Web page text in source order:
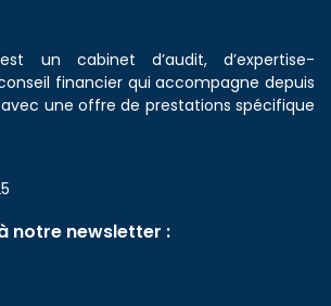
est un cabinet d’audit, d’expertise-
financier qui accompagne depuis
une offre de prestations spécifique
notre newsletter :